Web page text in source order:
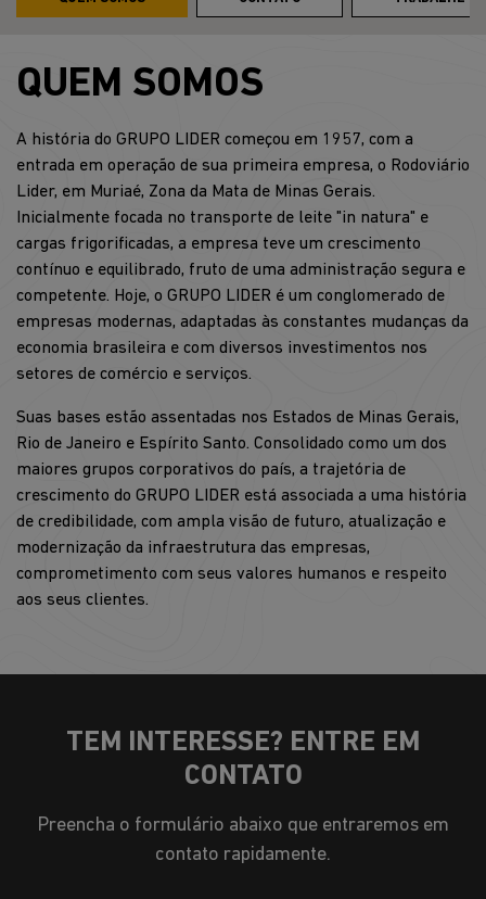
QUEM SOMOS
A história do GRUPO LIDER começou em 1957, com a
entrada em operação de sua primeira empresa, o Rodoviário
Lider, em Muriaé, Zona da Mata de Minas Gerais.
Inicialmente focada no transporte de leite "in natura" e
cargas frigorificadas, a empresa teve um crescimento
contínuo e equilibrado, fruto de uma administração segura e
competente. Hoje, o GRUPO LIDER é um conglomerado de
empresas modernas, adaptadas às constantes mudanças da
economia brasileira e com diversos investimentos nos
setores de comércio e serviços.
Suas bases estão assentadas nos Estados de Minas Gerais,
Rio de Janeiro e Espírito Santo. Consolidado como um dos
maiores grupos corporativos do país, a trajetória de
crescimento do GRUPO LIDER está associada a uma história
de credibilidade, com ampla visão de futuro, atualização e
modernização da infraestrutura das empresas,
comprometimento com seus valores humanos e respeito
aos seus clientes.
TEM INTERESSE? ENTRE EM
CONTATO
Preencha o formulário abaixo que entraremos em
contato rapidamente.